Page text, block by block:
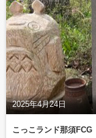
2025年4月24日
こっこランド那須FCG